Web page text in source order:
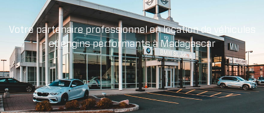
A
Votre partenaire professionnel en location de véhicules
et engins performants à Madagascar